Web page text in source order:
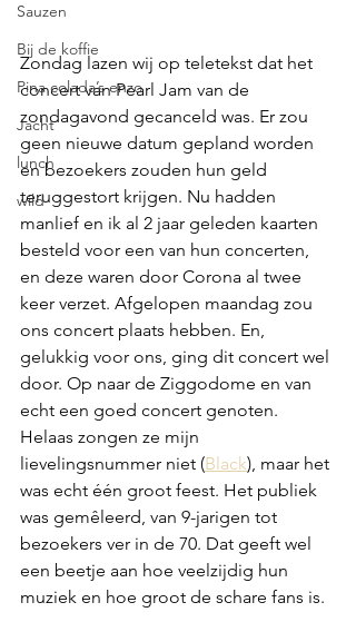
Sauzen
Bij de koffie
Pina colada’s enzo
Jacht
lunch
wild
Zondag lazen wij op teletekst dat het
concert van Pearl Jam van de
zondagavond gecanceld was. Er zou
geen nieuwe datum gepland worden
en bezoekers zouden hun geld
teruggestort krijgen. Nu hadden
manlief en ik al 2 jaar geleden kaarten
besteld voor een van hun concerten,
en deze waren door Corona al twee
keer verzet. Afgelopen maandag zou
ons concert plaats hebben. En,
gelukkig voor ons, ging dit concert wel
door. Op naar de Ziggodome en van
echt een goed concert genoten.
Helaas zongen ze mijn
lievelingsnummer niet (Black), maar het
was echt één groot feest. Het publiek
was gemêleerd, van 9-jarigen tot
bezoekers ver in de 70. Dat geeft wel
een beetje aan hoe veelzijdig hun
muziek en hoe groot de schare fans is.